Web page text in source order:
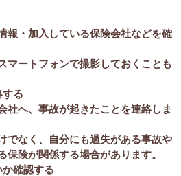
報・加入している保険会社などを確
マートフォンで撮影しておくことも
る
社へ、事故が起きたことを連絡しま
でなく、自分にも過失がある事故や
険が関係する場合があります。
確認する